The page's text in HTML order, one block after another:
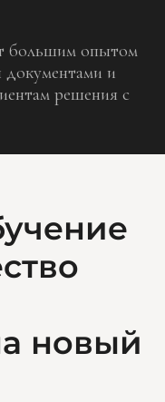
большим опытом
документами и
решения с
новый